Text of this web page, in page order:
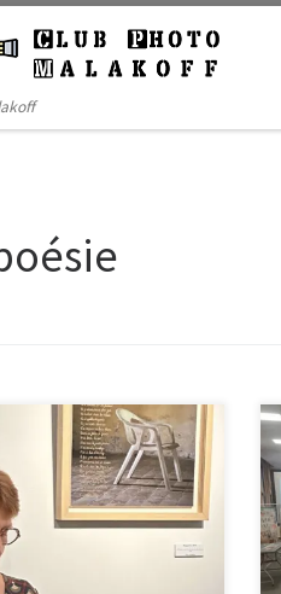
lieu le vernissage de
« Mémoire de
Pablo Neruda de
jusqu’au dimanche 20
: